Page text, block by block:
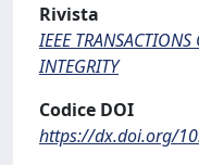
Rivista
IEEE
INTEGRITY
Codice DOI
https://dx.doi.org/